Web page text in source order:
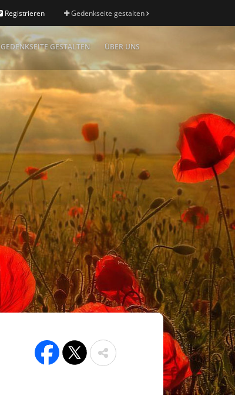
Registrieren Gedenkseite gestalten
GEDENKSEITE GESTALTEN ÜBER UNS